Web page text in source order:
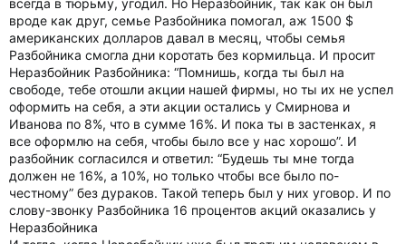
всегда в тюрьму, угодил. Но Неразбойник, так как он был
вроде как друг, семье Разбойника помогал, аж 1500 $
американских долларов давал в месяц, чтобы семья
Разбойника смогла дни коротать без кормильца. И просит
Неразбойник Разбойника: “Помнишь, когда ты был на
свободе, тебе отошли акции нашей фирмы, но ты их не успел
оформить на себя, а эти акции остались у Смирнова и
Иванова по 8%, что в сумме 16%. И пока ты в застенках, я
все оформлю на себя, чтобы было все у нас хорошо”. И
разбойник согласился и ответил: “Будешь ты мне тогда
должен не 16%, а 10%, но только чтобы все было по-
честному” без дураков. Такой теперь был у них уговор. И по
слову-звонку Разбойника 16 процентов акций оказались у
Неразбойника